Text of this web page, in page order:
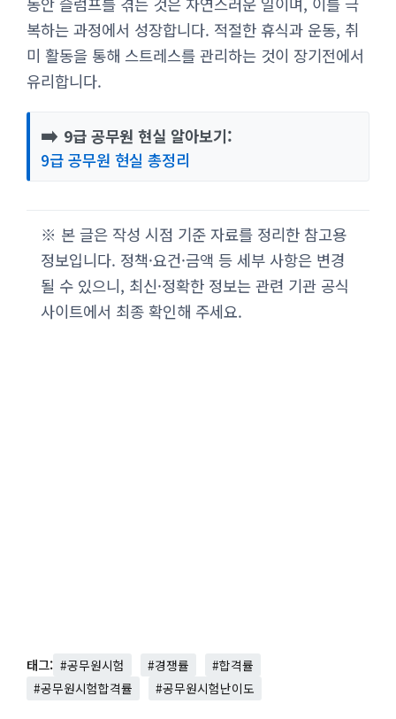
복하는 과정에서 성장합니다. 적절한 휴식과 운동, 취
미 활동을 통해 스트레스를 관리하는 것이 장기전에서
유리합니다.
➡️ 9급 공무원 현실 알아보기:
9급 공무원 현실 총정리
※ 본 글은 작성 시점 기준 자료를 정리한 참고용
정보입니다. 정책·요건·금액 등 세부 사항은 변경
될 수 있으니, 최신·정확한 정보는 관련 기관 공식
사이트에서 최종 확인해 주세요.
태그: #공무원시험 #경쟁률
#합격률
#공무원시험합격률
#공무원시험난이도